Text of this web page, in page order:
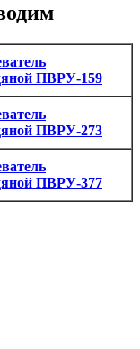
ПВРУ-159
ПВРУ-273
ПВРУ-377